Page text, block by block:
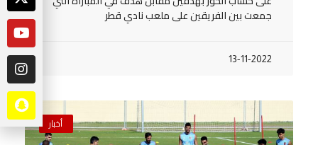
جمعت بين الفريقين على ملعب نادي قطر
13-11-2022
أخبار